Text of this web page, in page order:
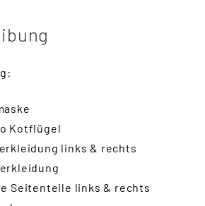
Kotflügel
links & rechts
Seitenteile links & rechts